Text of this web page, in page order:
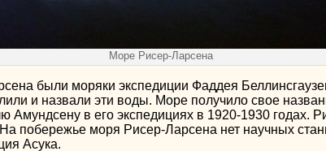
Море Рисер-Ларсена
были моряки экспедиции Фаддея
и назвали эти воды. Море получило свое
Амундсену в его экспедициях в 1920-1930 годах.
побережье моря Рисер-Ларсена нет научных
Асука.